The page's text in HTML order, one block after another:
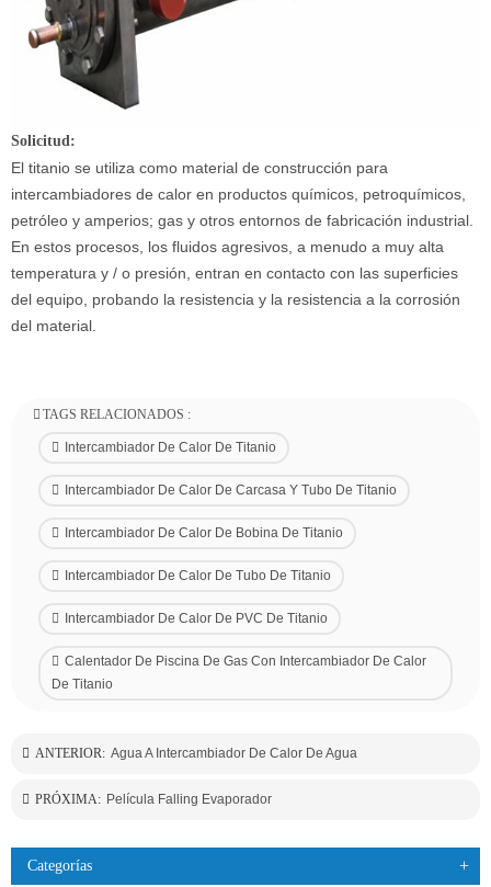
Solicitud:
El titanio se utiliza como material de construcción para
intercambiadores de calor en productos químicos, petroquímicos,
petróleo y amperios; gas y otros entornos de fabricación industrial.
En estos procesos, los fluidos agresivos, a menudo a muy alta
temperatura y / o presión, entran en contacto con las superficies
del equipo, probando la resistencia y la resistencia a la corrosión
del material.
TAGS RELACIONADOS :
Intercambiador De Calor De Titanio
Intercambiador De Calor De Carcasa Y Tubo De Titanio
Intercambiador De Calor De Bobina De Titanio
Intercambiador De Calor De Tubo De Titanio
Intercambiador De Calor De PVC De Titanio
Calentador De Piscina De Gas Con Intercambiador De Calor
De Titanio
ANTERIOR: Agua A Intercambiador De Calor De Agua
PRÓXIMA: Película Falling Evaporador
Categorías